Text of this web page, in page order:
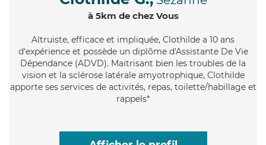
à 5km de chez Vous
Altruiste, efficace et impliquée, Clothilde a 10 ans
d'expérience et possède un diplôme d'Assistante De Vie
Dépendance (ADVD). Maitrisant bien les troubles de la
vision et la sclérose latérale amyotrophique, Clothilde
apporte ses services de activités, repas, toilette/habillage et
rappels*